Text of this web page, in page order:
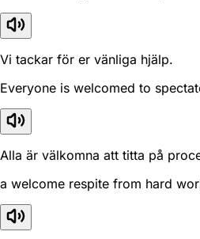
Vi tackar för er vänliga hjälp.
Everyone is welcomed to
Alla är välkomna att titta på
a welcome respite from hard